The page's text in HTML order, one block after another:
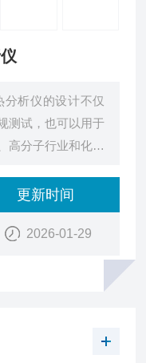
分析仪的设计不仅
测试，也可以用于
高分子行业和化妆
更新时间
2026-01-29